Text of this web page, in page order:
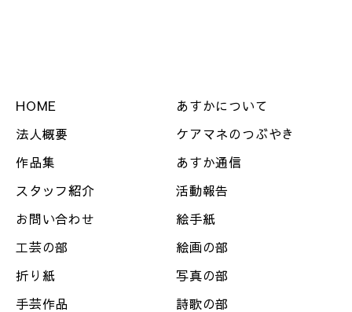
HOME
あすかについて
法人概要
ケアマネのつぶやき
作品集
あすか通信
スタッフ紹介
活動報告
お問い合わせ
絵手紙
工芸の部
絵画の部
折り紙
写真の部
手芸作品
詩歌の部